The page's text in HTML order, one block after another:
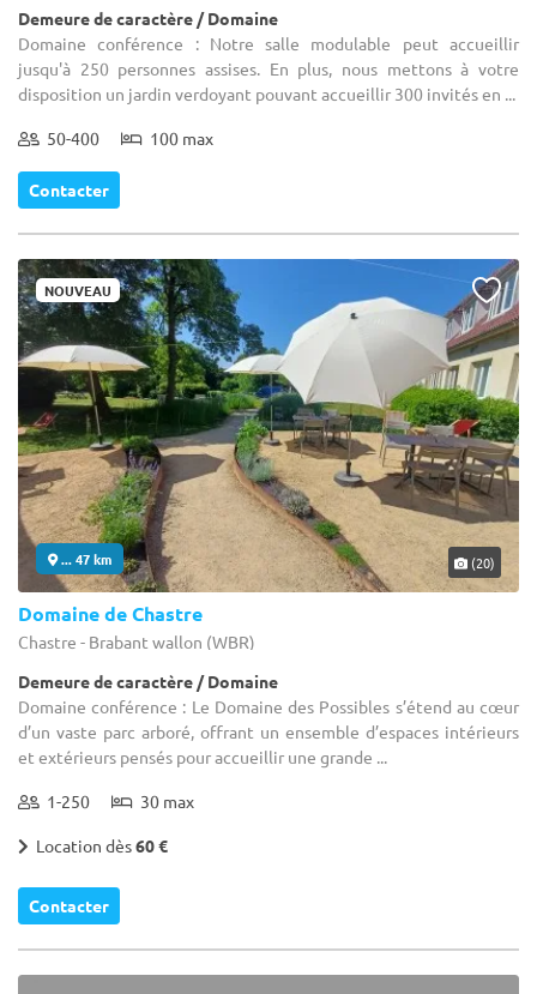
Demeure de caractère / Domaine
Domaine conférence : Notre salle modulable peut accueillir
jusqu'à 250 personnes assises. En plus, nous mettons à votre
disposition un jardin verdoyant pouvant accueillir 300 invités en ...
50-400 100 max
Contacter
NOUVEAU
... 47 km (20)
Domaine de Chastre
Chastre - Brabant wallon (WBR)
Demeure de caractère / Domaine
Domaine conférence : Le Domaine des Possibles s’étend au cœur
d’un vaste parc arboré, offrant un ensemble d’espaces intérieurs
et extérieurs pensés pour accueillir une grande ...
1-250 30 max
Location dès60 €
Contacter